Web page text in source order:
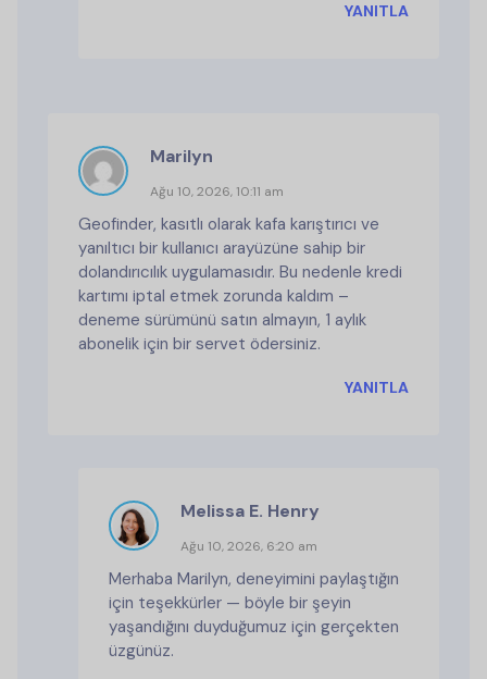
YANITLA
Marilyn
Ağu 10, 2026, 10:11 am
Geofinder, kasıtlı olarak kafa karıştırıcı ve
yanıltıcı bir kullanıcı arayüzüne sahip bir
dolandırıcılık uygulamasıdır. Bu nedenle kredi
kartımı iptal etmek zorunda kaldım –
deneme sürümünü satın almayın, 1 aylık
abonelik için bir servet ödersiniz.
YANITLA
Melissa E. Henry
Ağu 10, 2026, 6:20 am
Merhaba Marilyn, deneyimini paylaştığın
için teşekkürler — böyle bir şeyin
yaşandığını duyduğumuz için gerçekten
üzgünüz.